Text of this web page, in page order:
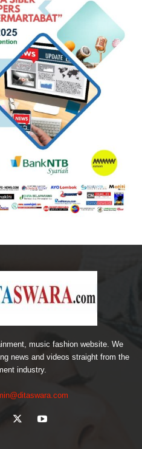
music fashion website. We
news and videos straight from the
industry.